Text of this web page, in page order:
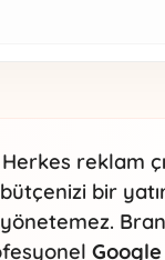
Herkes reklam
bir